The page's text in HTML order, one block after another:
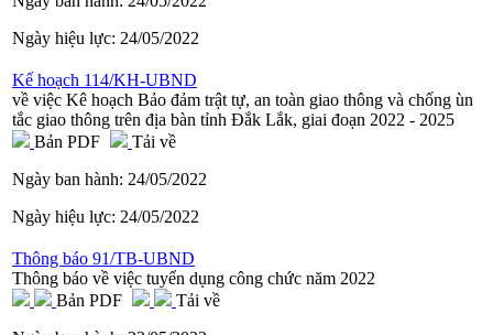
Ngày hiệu lực: 24/05/2022
Kế hoạch 114/KH-UBND
về việc Kê hoạch Bảo đảm trật tự, an toàn giao thông và chống ùn
tắc giao thông trên địa bàn tỉnh Đắk Lắk, giai đoạn 2022 - 2025
Bản PDF
Tải về
Ngày ban hành: 24/05/2022
Ngày hiệu lực: 24/05/2022
Thông báo 91/TB-UBND
Thông báo về việc tuyển dụng công chức năm 2022
Bản PDF
Tải về